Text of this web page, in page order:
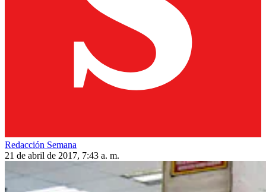
Redacción Semana
21 de abril de 2017, 7:43 a. m.